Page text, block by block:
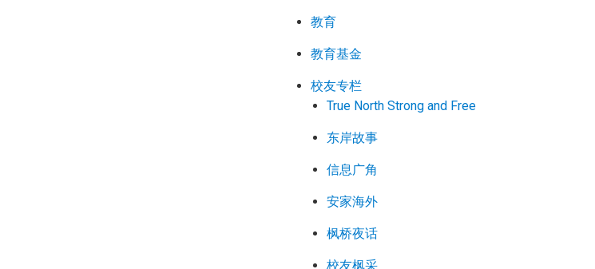
教育
教育基金
校友专栏
True North Strong and Free
东岸故事
信息广角
安家海外
枫桥夜话
校友枫采